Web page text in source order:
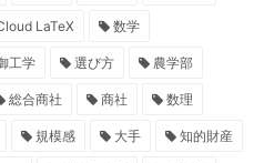
LaTeX 数学
工学 選び方 農学部
総合商社 商社 数理
規模感 大手 知的財産